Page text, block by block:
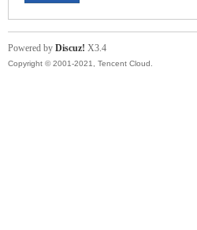
Powered by Discuz! X3.4
Copyright © 2001-2021, Tencent Cloud.